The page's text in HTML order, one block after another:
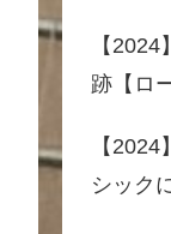
【
跡【ロ
【
シック